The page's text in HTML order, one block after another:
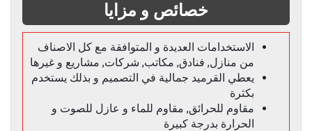
خصائص و مزايا
الاستخدامات العديدة و المتوافقة مع كل الاصناف
من منازل, فنادق, مكاتب, شركات, مشاريع و غيرها
يعطي القرميد جمالية في التصميم و بذلك يستخدم
بكثرة
مقاوم للحرائق, مقاوم للماء و عازل للصوت و
الحرارة بدرجة كبيرة